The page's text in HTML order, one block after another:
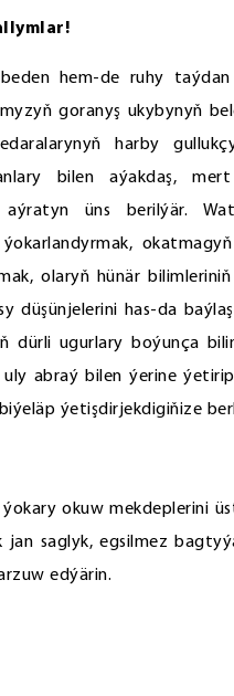
hem-de ruhy
goranyş ukybynyň
harby
bilen aýakdaş,
üns berilýär.
olaryň hünär
düşünjelerini has-da
dürli ugurlary boýunça
abraý bilen ýerine
ýetişdirjekdigiňize
okuw mekdeplerini
saglyk, egsilmez
edýärin.